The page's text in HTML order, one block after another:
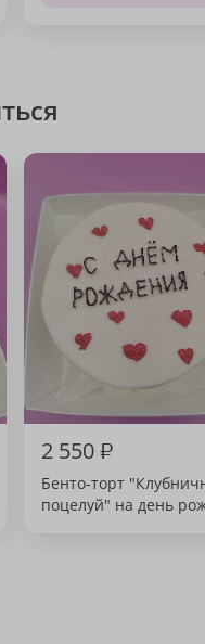
2 550₽
Бенто-торт
поцелуй" на день